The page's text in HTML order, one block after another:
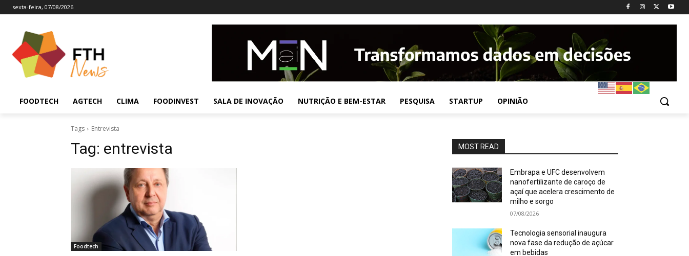
sexta-feira, 07/08/2026
FOODTECH AGTECH CLIMA FOODINVEST SALA DE INOVAÇÃO NUTRIÇÃO E BEM-ESTAR PESQUISA STARTUP OPINIÃO
Tags Entrevista
Tag: entrevista
Foodtech
MOST READ
Embrapa e UFC desenvolvem
nanofertilizante de caroço de
açaí que acelera crescimento de
milho e sorgo
07/08/2026
Tecnologia sensorial inaugura
nova fase da redução de açúcar
em bebidas